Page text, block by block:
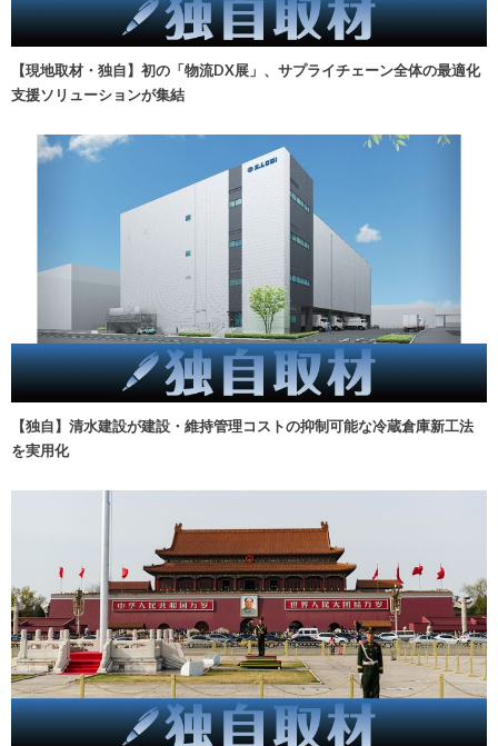
【現地取材・独自】初の「物流DX展」、サプライチェーン全体の最適化
支援ソリューションが集結
【独自】清水建設が建設・維持管理コストの抑制可能な冷蔵倉庫新工法
を実用化